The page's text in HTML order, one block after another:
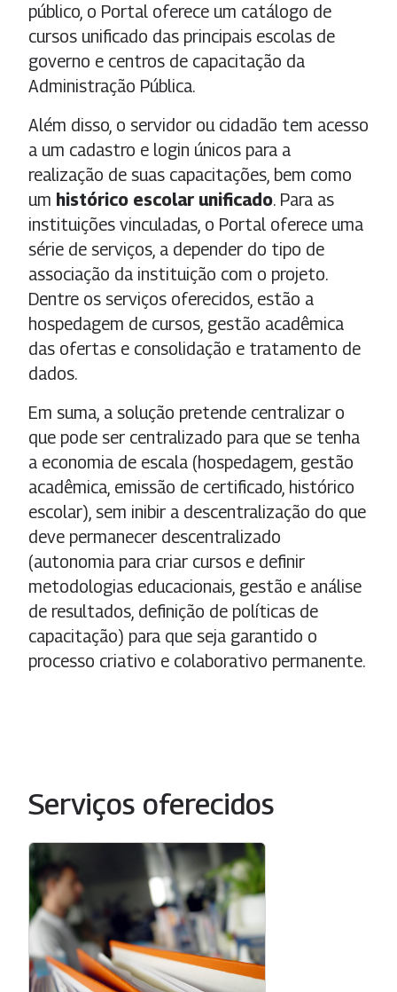
público, o Portal oferece um catálogo de
cursos unificado das principais escolas de
governo e centros de capacitação da
Administração Pública.
Além disso, o servidor ou cidadão tem acesso
a um cadastro e login únicos para a
realização de suas capacitações, bem como
um histórico escolar unificado. Para as
instituições vinculadas, o Portal oferece uma
série de serviços, a depender do tipo de
associação da instituição com o projeto.
Dentre os serviços oferecidos, estão a
hospedagem de cursos, gestão acadêmica
das ofertas e consolidação e tratamento de
dados.
Em suma, a solução pretende centralizar o
que pode ser centralizado para que se tenha
a economia de escala (hospedagem, gestão
acadêmica, emissão de certificado, histórico
escolar), sem inibir a descentralização do que
deve permanecer descentralizado
(autonomia para criar cursos e definir
metodologias educacionais, gestão e análise
de resultados, definição de políticas de
capacitação) para que seja garantido o
processo criativo e colaborativo permanente.
Serviços oferecidos